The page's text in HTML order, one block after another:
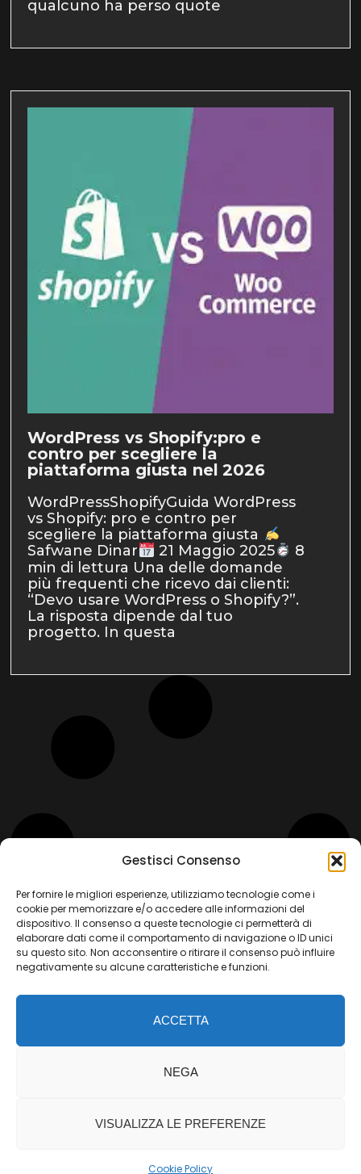
Gestisci Consenso
Per fornire le migliori esperienze, utilizziamo tecnologie come i
cookie per memorizzare e/o accedere alle informazioni del
dispositivo. Il consenso a queste tecnologie ci permetterà di
elaborare dati come il comportamento di navigazione o ID unici
su questo sito. Non acconsentire o ritirare il consenso può influire
negativamente su alcune caratteristiche e funzioni.
ACCETTA
NEGA
VISUALIZZA LE PREFERENZE
Cookie Policy
qualcuno ha perso quote
WordPress vs Shopify:pro e
contro per scegliere la
piattaforma giusta nel 2026
WordPressShopifyGuida WordPress
vs Shopify: pro e contro per
scegliere la piattaforma giusta
Safwane Dinar
21 Maggio 2025
8
min di lettura Una delle domande
più frequenti che ricevo dai clienti:
“Devo usare WordPress o Shopify?”.
La risposta dipende dal tuo
progetto. In questa